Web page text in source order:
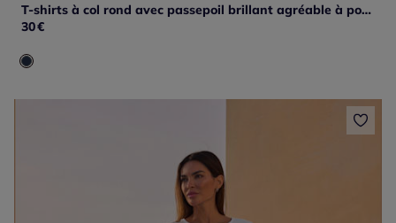
T-shirts à col rond avec passepoil brillant agréable à porter
30€